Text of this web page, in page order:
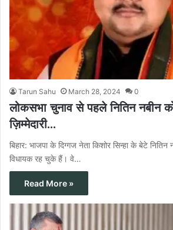
Tarun Sahu March 28, 2024 0
लोकसभा चुनाव से पहले नितिन नबीन
ज़िम्मेदारी…
बिहार: भाजपा के दिग्गज नेता किशोर सिन्हा के बेटे नितिन
विधायक रह चुके हैं। वे…
Read More »